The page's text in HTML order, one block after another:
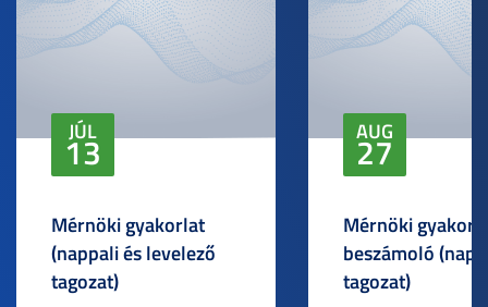
JÚL
13
Mérnöki gyakorlat
(nappali és levelező
tagozat)
AUG
27
Mérnöki
beszámoló
tagozat)